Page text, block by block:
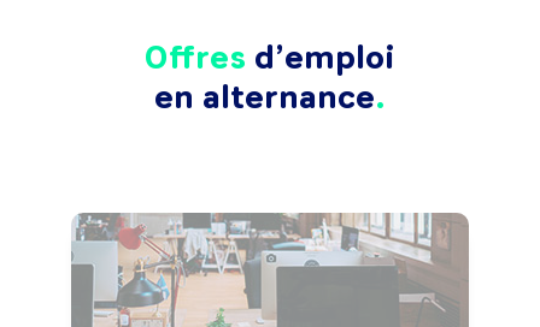
Offres d’emploi
en alternance